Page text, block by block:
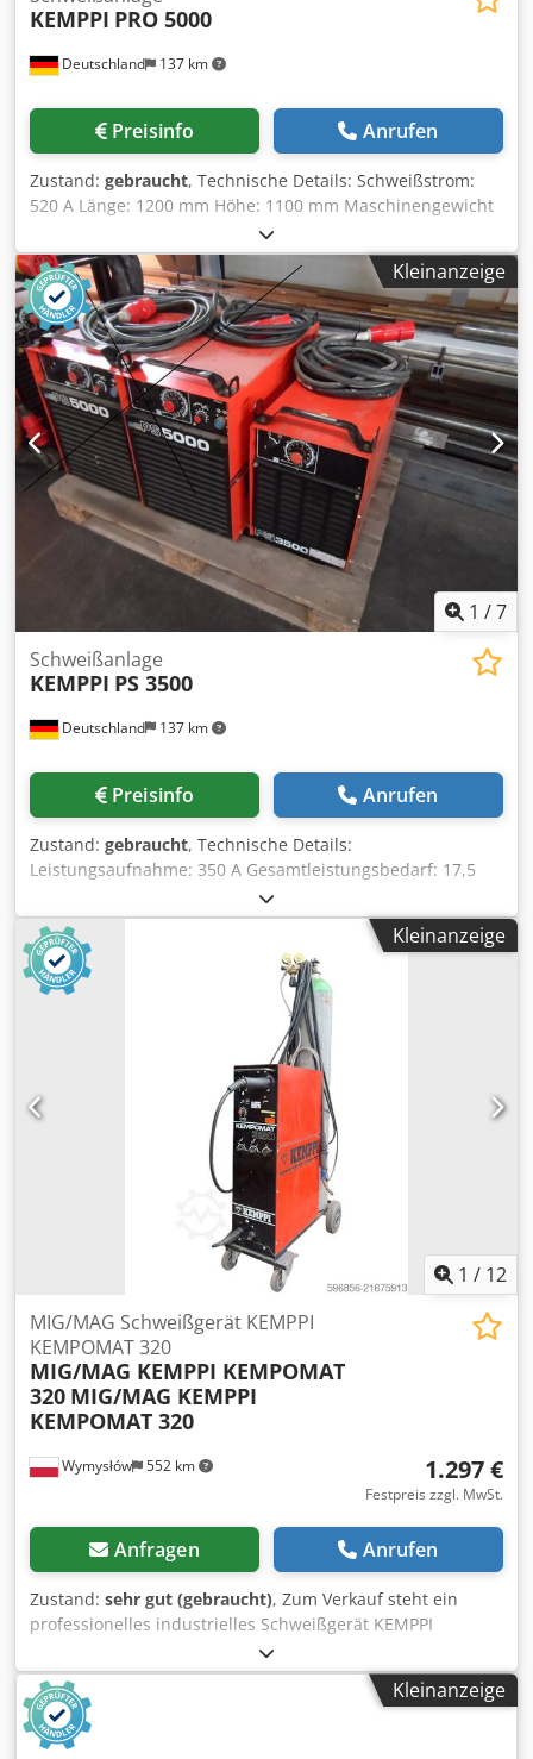
Deutschland 137 km
KEMPPI PRO 5000
Preisinfo Anrufen
Zustand: gebraucht, Technische Details: Schweißstrom:
520 A Länge: 1200 mm Höhe: 1100 mm Maschinengewicht
ca.: 147 kg Abmessungen L x B x H: 1,2 x 0,75 x1,1 m
Schweißprozess WIG/E/MIG-MAG Lieferung besteht aus:
Schweißtrafo, Vorschubgerär, Kühlaggregat Schutzart
IP23C Isolationsklasse B/H Djdpfxowc R Udj Anzokr *
Kleinanzeige
1 /7
Deutschland 137 km
Schweißanlage
KEMPPI PS 3500
Preisinfo Anrufen
Zustand: gebraucht, Technische Details:
Leistungsaufnahme: 350 A Gesamtleistungsbedarf: 17,5
kVA Maschinengewicht ca.: 64 kg Abmessungen Maschine:
0,65 x 0,32 x 0,5 m Schweißgleichrichter/Inverter MIG/
MAG:40A / 14V bis 350A / 31,5 V WIG: 10A / 10V bis 350 A E-
Schweißen: 15A / 20,5V bis 350A / 34V Spannung U1: 380 -
415V Kühlungsart: F (wassergekühlt) Schutzart: IP 23 ohne
Schlauchpaket ohne Massekabel Dkedpfx Anou Nwd Dezsr
Kleinanzeige
1 / 12
Wymysłów 552 km
MIG/MAG Schweißgerät KEMPPI
KEMPOMAT 320
MIG/MAG KEMPPI KEMPOMAT
320 MIG/MAG KEMPPI
KEMPOMAT 320
1.297 €
Festpreis zzgl. MwSt.
Anfragen Anrufen
Zustand: sehr gut (gebraucht), Zum Verkauf steht ein
professionelles industrielles Schweißgerät KEMPPI
Kempomat 320 – eine solide und zuverlässige Maschine
zum MIG/MAG-Schweißen. Das Gerät stammt vom
renommierten finnischen Hersteller KEMPPI, bekannt für
seine hohe Qualität und Langlebigkeit. 📋 Technische
Daten: Modell: KEMPOMAT 320 Schweißstrom: bis 320 A
Kleinanzeige